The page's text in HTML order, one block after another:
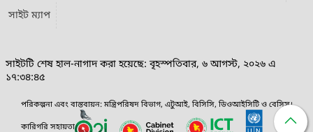
সাইট ম্যাপ
সাইটটি শেষ হাল-নাগাদ করা হয়েছে: বৃহস্পতিবার, ৬ আগস্ট, ২০২৬ এ
১৭:৩৪:৪৫
পরিকল্পনা এবং বাস্তবায়ন: মন্ত্রিপরিষদ বিভাগ, এটুআই, বিসিসি, ডিওআইসিটি ও বেসিস।
কারিগরি সহায়তা